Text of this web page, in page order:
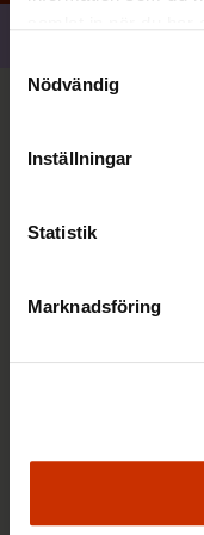
Nödvändig
Inställningar
Statistik
Marknadsföring
2.3.2026 9:24